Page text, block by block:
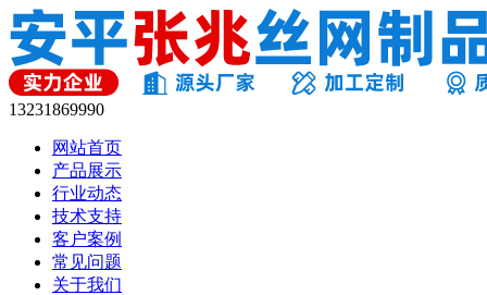
13231869990
网站首页
产品展示
行业动态
技术支持
客户案例
常见问题
关于我们